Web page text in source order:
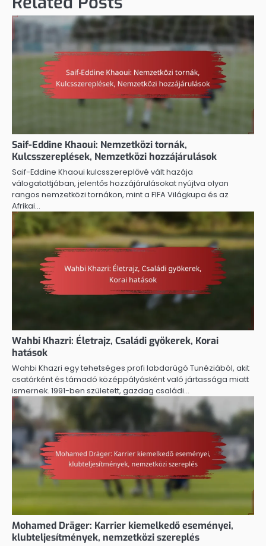
Saif-Eddine Khaoui: Nemzetközi tornák,
Kulcsszereplések, Nemzetközi hozzájárulások
Saif-Eddine Khaoui kulcsszereplővé vált hazája
válogatottjában, jelentős hozzájárulásokat nyújtva olyan
rangos nemzetközi tornákon, mint a FIFA Világkupa és az
Afrikai…
Wahbi Khazri: Életrajz, Családi gyökerek, Korai
hatások
Wahbi Khazri egy tehetséges profi labdarúgó Tunéziából, akit
csatárként és támadó középpályásként való jártassága miatt
ismernek. 1991-ben született, gazdag családi…
Mohamed Dräger: Karrier kiemelkedő eseményei,
klubteljesítmények, nemzetközi szereplés